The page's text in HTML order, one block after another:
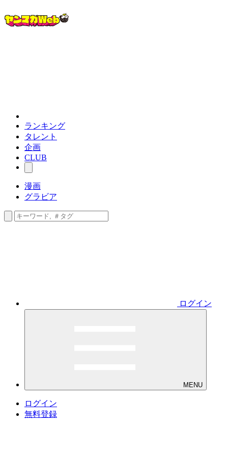
ランキング
タレント
企画
CLUB
漫画
グラビア
ログイン
MENU
ログイン
無料登録